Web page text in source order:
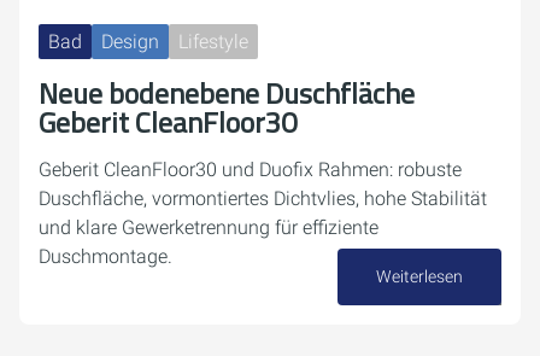
Bad Design Lifestyle
Neue bodenebene Duschfläche
Geberit CleanFloor30
Geberit CleanFloor30 und Duofix Rahmen: robuste
Duschfläche, vormontiertes Dichtvlies, hohe Stabilität
und klare Gewerketrennung für effiziente
Duschmontage.
Weiterlesen